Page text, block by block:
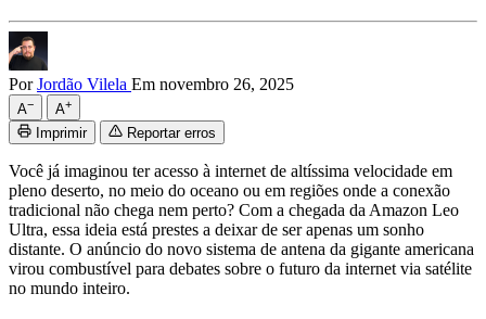
PorJordão Vilela Em novembro 26, 2025
A− A+
Imprimir Reportar erros
Você já imaginou ter acesso à internet de altíssima velocidade em
pleno deserto, no meio do oceano ou em regiões onde a conexão
tradicional não chega nem perto? Com a chegada da Amazon Leo
Ultra, essa ideia está prestes a deixar de ser apenas um sonho
distante. O anúncio do novo sistema de antena da gigante americana
virou combustível para debates sobre o futuro da internet via satélite
no mundo inteiro.